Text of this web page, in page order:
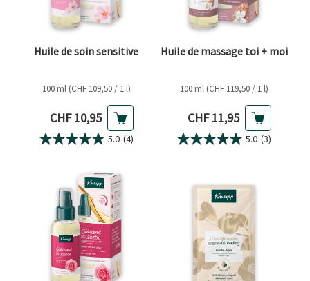
Huile de soin sensitive
100 ml (CHF 109,50 / 1 l)
Prix actuel
CHF 10,95
5.0 (4)
Huile de massage toi + moi
100 ml (CHF 119,50 / 1 l)
Prix actuel
CHF 11,95
5.0 (3)